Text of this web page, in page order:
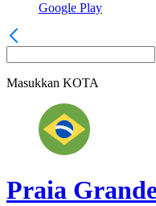
Google Play
Masukkan KOTA
Praia